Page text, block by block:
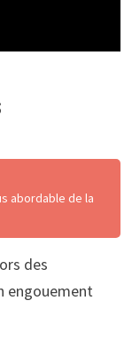
abordable de la
des
engouement